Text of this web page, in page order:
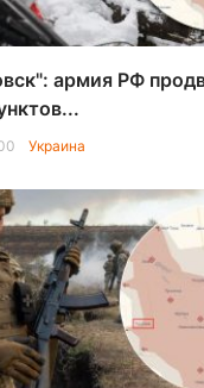
армия РФ
Украина